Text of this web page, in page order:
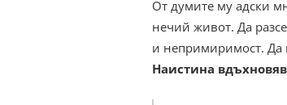
От думите му адски
нечий живот. Да
и непримиримост. Да
Наистина